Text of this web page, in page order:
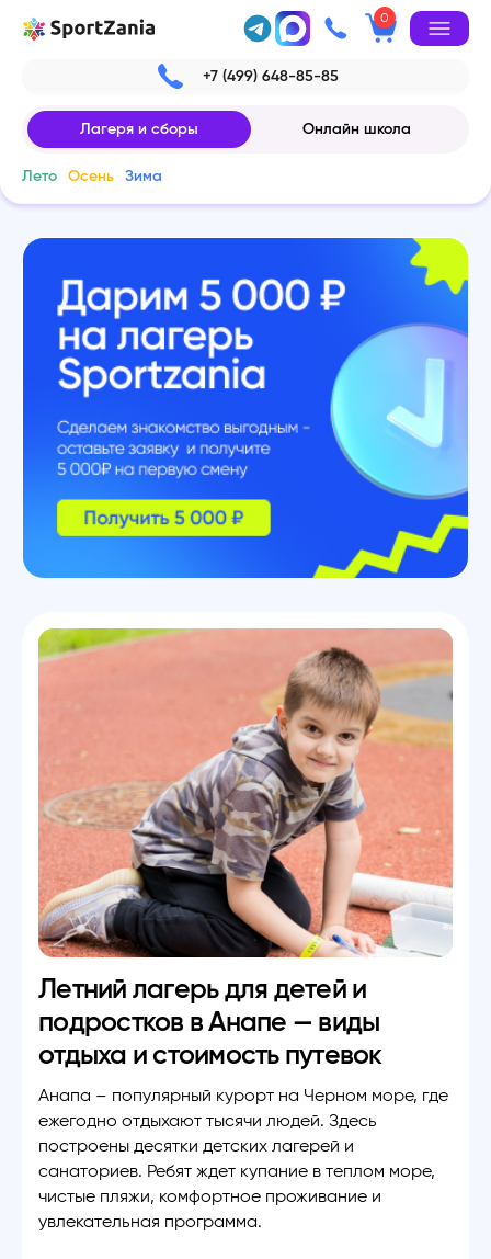
0
+7 (499) 648-85-85
Лагеря и сборы Онлайн школа
Лето Осень Зима
Летний лагерь для детей и
подростков в Анапе — виды
отдыха и стоимость путевок
Анапа – популярный курорт на Черном море, где
ежегодно отдыхают тысячи людей. Здесь
построены десятки детских лагерей и
санаториев. Ребят ждет купание в теплом море,
чистые пляжи, комфортное проживание и
увлекательная программа.